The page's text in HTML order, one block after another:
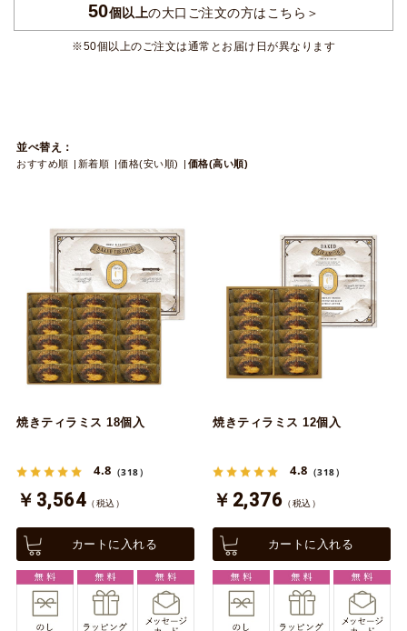
50個以上の大口ご注文の方はこちら＞
※50個以上のご注文は通常とお届け日が異なります
並べ替え：
おすすめ順 新着順 価格(安い順) 価格(高い順)
焼きティラミス 18個入
4.8 （318）
￥3,564 （税込）
カートに入れる
焼きティラミス 12個入
4.8 （318）
￥2,376 （税込）
カートに入れる